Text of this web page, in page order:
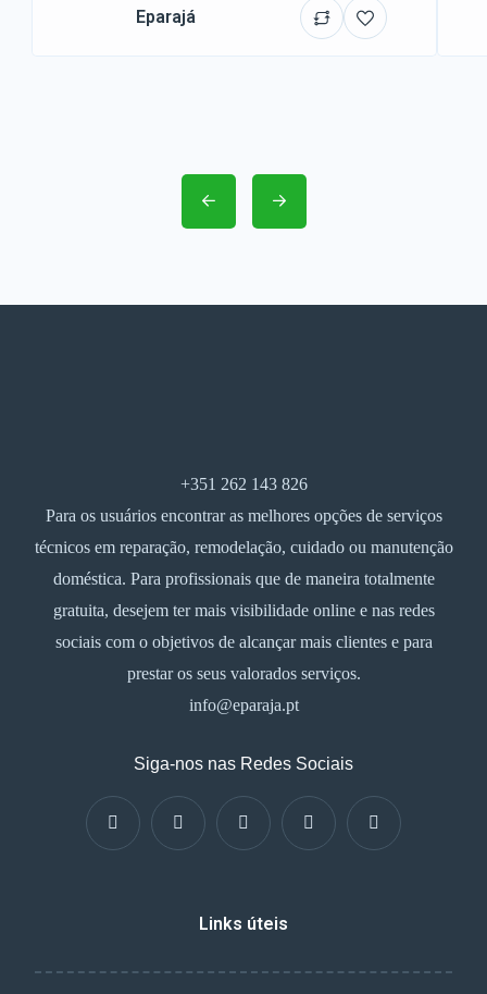
Eparajá
+351 262 143 826
Para os usuários encontrar as melhores opções de serviços
técnicos em reparação, remodelação, cuidado ou manutenção
doméstica. Para profissionais que de maneira totalmente
gratuita, desejem ter mais visibilidade online e nas redes
sociais com o objetivos de alcançar mais clientes e para
prestar os seus valorados serviços.
info@eparaja.pt
Siga-nos nas Redes Sociais
Links úteis